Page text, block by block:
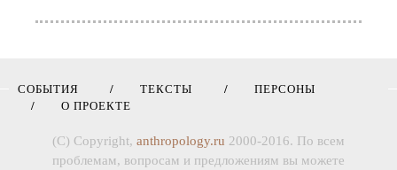
СОБЫТИЯ ТЕКСТЫ
ПЕРСОНЫ
О ПРОЕКТЕ
(C) Copyright, anthropology.ru 2000-2016. По всем
проблемам, вопросам и предложениям вы можете